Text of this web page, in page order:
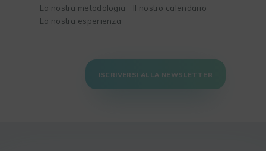
La nostra metodologia
La nostra esperienza
Il nostro calendario
ISCRIVERSI ALLA NEWSLETTER